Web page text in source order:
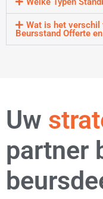
Wat is het verschil
Beursstand Offerte
Uw
partner